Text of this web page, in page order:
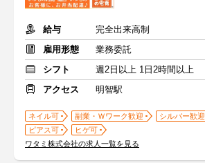
給与
完全出来高制
雇用形態
業務委託
シフト
週2日以上 1日2時間以上
アクセス
明智駅
ネイル可 副業・Ｗワーク歓迎
シルバー歓迎
ピアス可
ヒゲ可
ワタミ株式会社の求人一覧を見る